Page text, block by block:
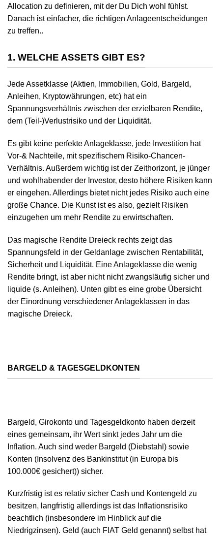
Allocation zu definieren, mit der Du Dich wohl fühlst.
Danach ist einfacher, die richtigen Anlageentscheidungen
zu treffen..
1. WELCHE ASSETS GIBT ES?
Jede Assetklasse (Aktien, Immobilien, Gold, Bargeld,
Anleihen, Kryptowährungen, etc) hat ein
Spannungsverhältnis zwischen der erzielbaren Rendite,
dem (Teil-)Verlustrisiko und der Liquidität.
Es gibt keine perfekte Anlageklasse, jede Investition hat
Vor-& Nachteile, mit spezifischem Risiko-Chancen-
Verhältnis. Außerdem wichtig ist der Zeithorizont, je jünger
und wohlhabender der Investor, desto höhere Risiken kann
er eingehen. Allerdings bietet nicht jedes Risiko auch eine
große Chance. Die Kunst ist es also, gezielt Risiken
einzugehen um mehr Rendite zu erwirtschaften.
Das magische Rendite Dreieck rechts zeigt das
Spannungsfeld in der Geldanlage zwischen Rentabilität,
Sicherheit und Liquidität. Eine Anlageklasse die wenig
Rendite bringt, ist aber nicht nicht zwangsläufig sicher und
liquide (s. Anleihen). Unten gibt es eine grobe Übersicht
der Einordnung verschiedener Anlageklassen in das
magische Dreieck.
BARGELD & TAGESGELDKONTEN
Bargeld, Girokonto und Tagesgeldkonto haben derzeit
eines gemeinsam, ihr Wert sinkt jedes Jahr um die
Inflation. Auch sind weder Bargeld (Diebstahl) sowie
Konten (Insolvenz des Bankinstitut (in Europa bis
100.000€ gesichert)) sicher.
Kurzfristig ist es relativ sicher Cash und Kontengeld zu
besitzen, langfristig allerdings ist das Inflationsrisiko
beachtlich (insbesondere im Hinblick auf die
Niedrigzinsen). Geld (auch FIAT Geld genannt) selbst hat